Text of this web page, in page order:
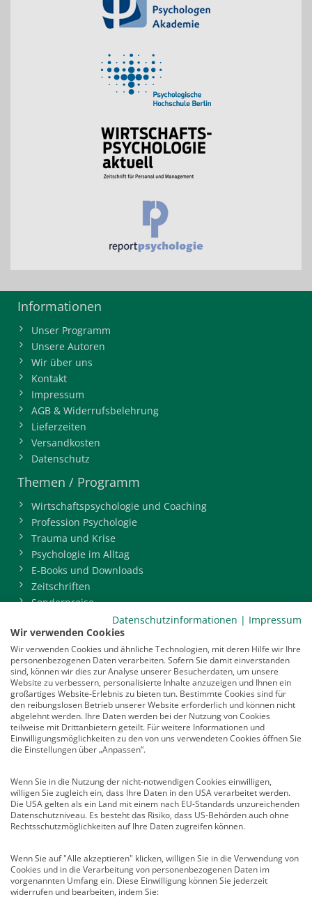
Informationen
Unser Programm
Unsere Autoren
Wir über uns
Kontakt
Impressum
AGB & Widerrufsbelehrung
Lieferzeiten
Versandkosten
Datenschutz
Themen / Programm
Wirtschaftspsychologie und Coaching
Profession Psychologie
Trauma und Krise
Psychologie im Alltag
E-Books und Downloads
Zeitschriften
Sonderpreise
BDP-Mitgliederbereich
Service
Newsletter
Mediadaten
Infocenter
Veranstaltungen
Nachrichten
Abo kündigen
Vertrag widerrufen
Kontakt
Am Köllnischen Park 2
10179 Berlin
E-Mail:verlag@psychologenverlag.de
Datenschutzinformationen | Impressum
Wir verwenden Cookies
Wir verwenden Cookies und ähnliche Technologien, mit deren Hilfe wir Ihre
personenbezogenen Daten verarbeiten. Sofern Sie damit einverstanden
sind, können wir dies zur Analyse unserer Besucherdaten, um unsere
Website zu verbessern, personalisierte Inhalte anzuzeigen und Ihnen ein
großartiges Website-Erlebnis zu bieten tun. Bestimmte Cookies sind für
den reibungslosen Betrieb unserer Website erforderlich und können nicht
abgelehnt werden. Ihre Daten werden bei der Nutzung von Cookies
teilweise mit Drittanbietern geteilt. Für weitere Informationen und
Einwilligungsmöglichkeiten zu den von uns verwendeten Cookies öffnen Sie
die Einstellungen über „Anpassen“.
Wenn Sie in die Nutzung der nicht-notwendigen Cookies einwilligen,
willigen Sie zugleich ein, dass Ihre Daten in den USA verarbeitet werden.
Die USA gelten als ein Land mit einem nach EU-Standards unzureichenden
Datenschutzniveau. Es besteht das Risiko, dass US-Behörden auch ohne
Rechtsschutzmöglichkeiten auf Ihre Daten zugreifen können.
Wenn Sie auf "Alle akzeptieren" klicken, willigen Sie in die Verwendung von
Cookies und in die Verarbeitung von personenbezogenen Daten im
vorgenannten Umfang ein. Diese Einwilligung können Sie jederzeit
widerrufen und bearbeiten, indem Sie: